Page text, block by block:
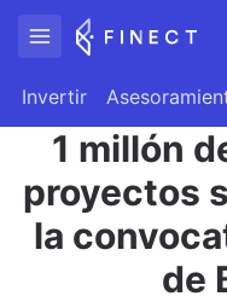
Invertir
1 millón
proyectos
la
de